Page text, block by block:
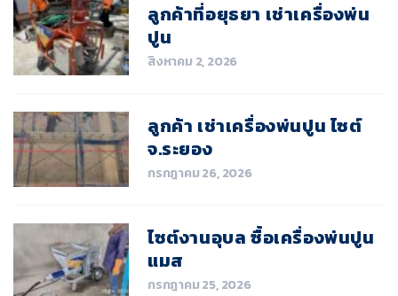
สิงหาคม 2, 2026
ลูกค้าที่อยุธยา เช่าเครื่องพ่น
ปูน
กรกฎาคม 26, 2026
ลูกค้า เช่าเครื่องพ่นปูน ไซต์
จ.ระยอง
กรกฎาคม 25, 2026
ไซต์งานอุบล ซื้อเครื่องพ่นปูน
แมส